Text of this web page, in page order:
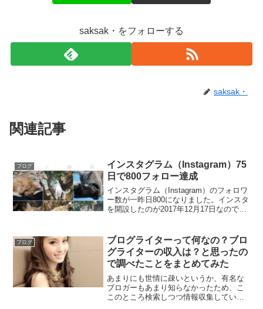
saksak・をフォローする
saksak・
関連記事
ブログ
インスタグラム（Instagram）75
日で800フォロー達成
インスタグラム（Instagram）のフォロワ
ー数が一昨日800になりました。インスタ
を開設したのが2017年12月17日なので、
ます。この調子で行けば、ひと...
ブログ
ブログライターって何なの？ブロ
グライターの収入は？と思ったの
で調べたことをまとめてみた
あまりにも世情に疎いというか、有名な
ブロガーもあまり知らなかったため、こ
このところ検索しつつ情報収集していま